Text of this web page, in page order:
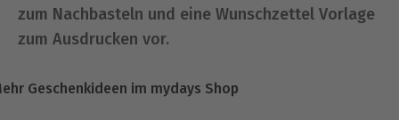
zum Nachbasteln und eine Wunschzettel Vorlage
zum Ausdrucken vor.
Geschenkideen im mydays Shop